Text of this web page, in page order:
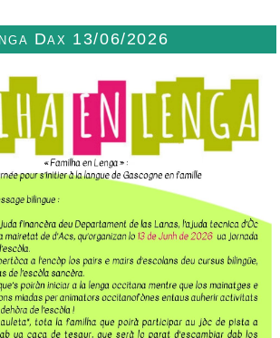
Dax 13/06/2026